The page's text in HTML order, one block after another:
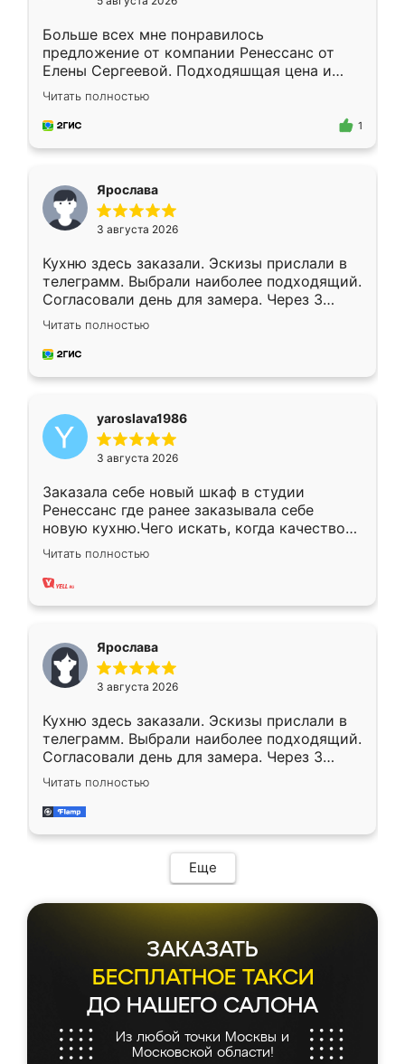
Больше всех мне понравилось
предложение от компании Ренессанс от
Елены Сергеевой. Подходяшщая цена и
короткие сроки изготовления. Приехавший
для замера сотрудник Владислав
предложил по моему эскизу самый
Читать полностью
1
Ярослава
3 августа 2026
Кухню здесь заказали. Эскизы прислали в
телеграмм. Выбрали наиболее подходящий.
Согласовали день для замера. Через 3
недели кухня была уже готова. Остались
довольны работой. Спасибо Ренессанс
мебель за качественную работу!
Читать полностью
yaroslava1986
3 августа 2026
Заказала себе новый шкаф в студии
Ренессанс где ранее заказывала себе
новую кухню.Чего искать, когда качеством
вполне довольна. Служит кухня уже почти
два года, нареканий нет.
Читать полностью
Ярослава
3 августа 2026
Кухню здесь заказали. Эскизы прислали в
телеграмм. Выбрали наиболее подходящий.
Согласовали день для замера. Через 3
недели кухня была уже готова. Остались
довольны работой. Спасибо Ренессанс
мебель за качественную работу!
Читать полностью
Еще
ЗАКАЗАТЬ
БЕСПЛАТНОЕ ТАКСИ
ДО НАШЕГО САЛОНА
Из любой точки Москвы и
Московской области!